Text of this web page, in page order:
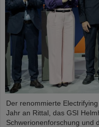
Der renommierte
Jahr an Rittal, das GSI
Schwerionenforschung und